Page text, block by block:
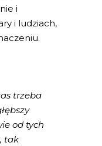
i
i ludziach,
trzeba
od tych
tak